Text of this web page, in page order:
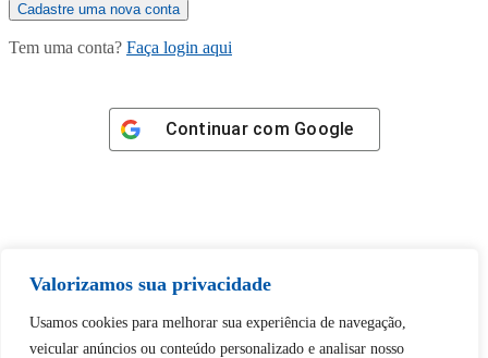
Valorizamos sua privacidade
Usamos cookies para melhorar sua experiência de navegação,
veicular anúncios ou conteúdo personalizado e analisar nosso
Tem uma conta? Faça login aqui
Continuar com Google
Tem certeza de que deseja